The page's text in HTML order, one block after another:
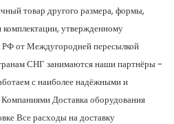
товар другого размера, формы,
комплектации, утвержденному
РФ от Междугородней пересылкой
СНГ занимаются наши партнёры -
с наиболее надёжными и
Доставка оборудования
Все расходы на доставку